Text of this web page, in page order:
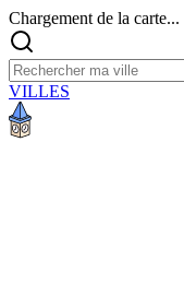
Chargement de la carte...
VILLES